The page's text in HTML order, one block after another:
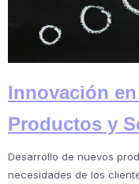
Innovación
Productos y
Desarrollo de nuevos
necesidades de los